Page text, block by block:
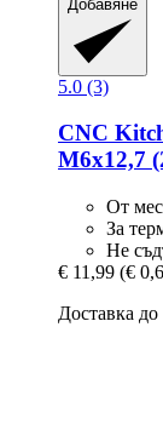
Добавяне
5.0 (3)
CNC
M6x12,7
От
За
Не
€ 11,99 (€
Доставка до